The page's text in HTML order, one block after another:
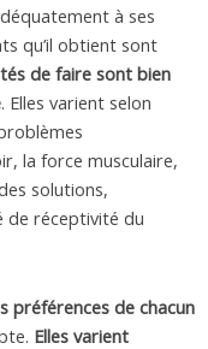
à ses
qu’il obtient sont
de faire sont bien
. Elles varient selon
la force musculaire,
solutions,
de réceptivité du
préférences de chacun
Elles varient